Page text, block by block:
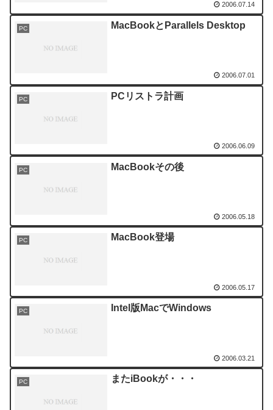
2006.07.14
PC MacBookとParallels Desktop
2006.07.01
PC PCリストラ計画
2006.06.09
PC MacBookその後
2006.05.18
PC MacBook登場
2006.05.17
PC Intel版MacでWindows
2006.03.21
PC またiBookが・・・